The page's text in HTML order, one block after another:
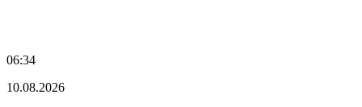
06:34
10.08.2026